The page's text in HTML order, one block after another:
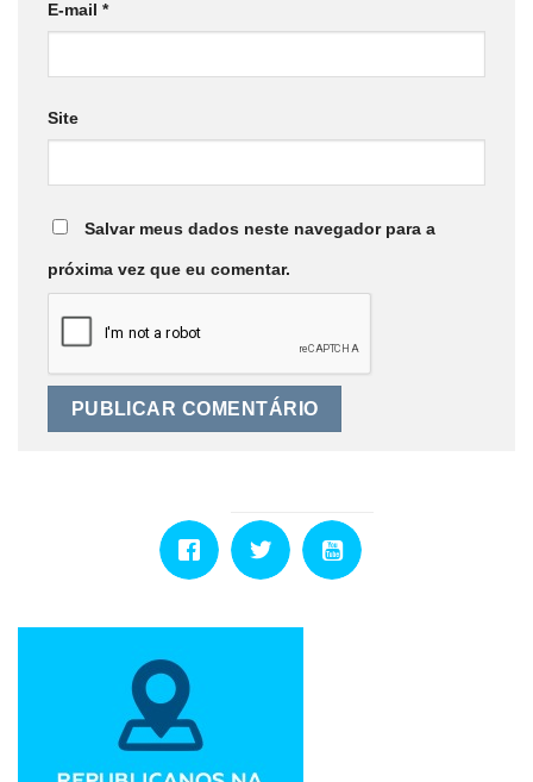
E-mail *
Site
Salvar meus dados neste navegador para a
próxima vez que eu comentar.